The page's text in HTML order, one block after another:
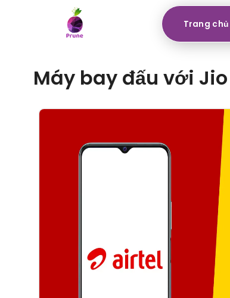
Trang chủ
Máy bay đấu với